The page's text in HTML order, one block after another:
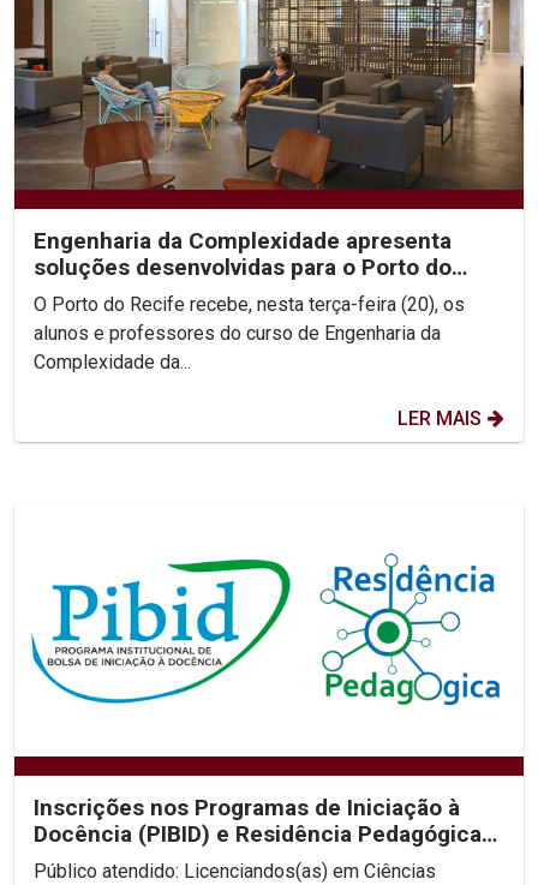
Engenharia da Complexidade apresenta
soluções desenvolvidas para o Porto do
Recife
O Porto do Recife recebe, nesta terça-feira (20), os
alunos e professores do curso de Engenharia da
Complexidade da...
LER MAIS
Inscrições nos Programas de Iniciação à
Docência (PIBID) e Residência Pedagógica
(PRP)
Público atendido: Licenciandos(as) em Ciências